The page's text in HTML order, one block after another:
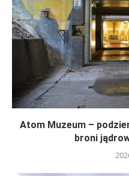
Atom Muzeum –
broni